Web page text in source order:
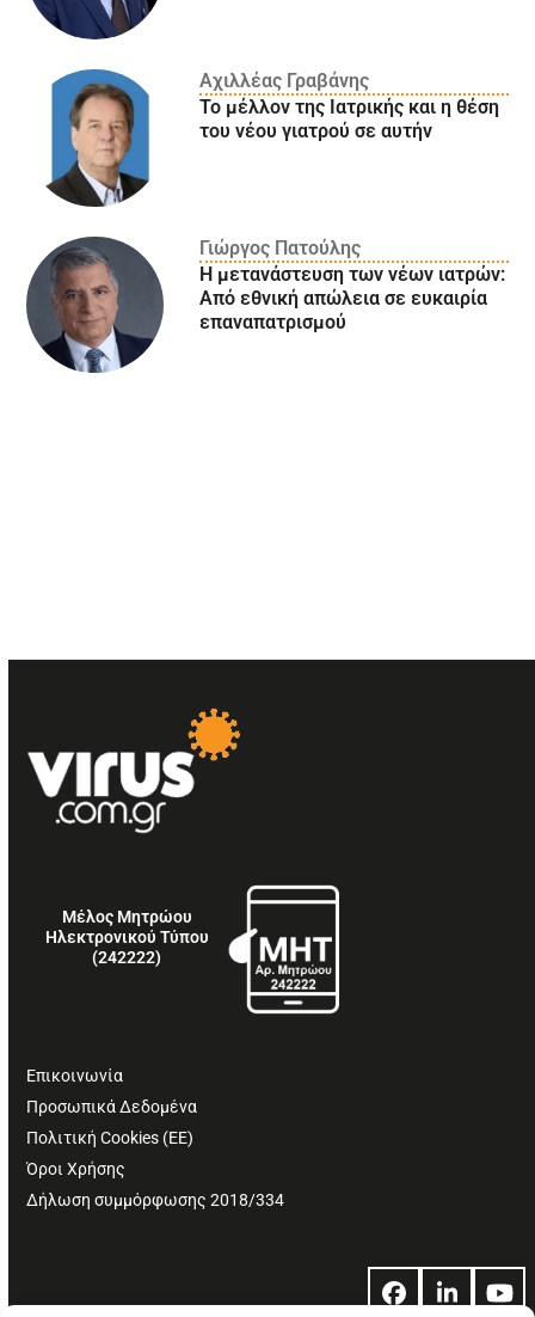
Αχιλλέας Γραβάνης
Το μέλλον της Ιατρικής και η θέση
του νέου γιατρού σε αυτήν
Γιώργος Πατούλης
Η μετανάστευση των νέων ιατρών:
Aπό εθνική απώλεια σε ευκαιρία
επαναπατρισμού
Μέλος Μητρώου
Ηλεκτρονικού Τύπου
(242222)
Επικοινωνία
Προσωπικά Δεδομένα
Πολιτική Cookies (ΕΕ)
Όροι Χρήσης
Δήλωση συμμόρφωσης 2018/334
Facebook
LinkedIn